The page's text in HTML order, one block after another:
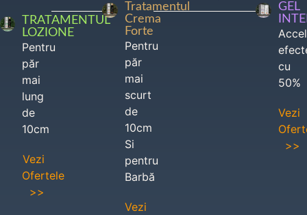
TRATAMENTUL
LOZIONE
Pentru
păr
mai
lung
de
10cm
Vezi
Ofertele
>>
Tratamentul
Crema
Forte
Pentru
păr
mai
scurt
de
10cm
Si
pentru
Barbă
Vezi
GEL
cu
50%
Vezi
>>